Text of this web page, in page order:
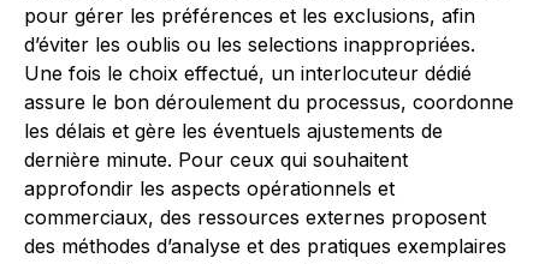
pour gérer les préférences et les exclusions, afin
d’éviter les oublis ou les selections inappropriées.
Une fois le choix effectué, un interlocuteur dédié
assure le bon déroulement du processus, coordonne
les délais et gère les éventuels ajustements de
dernière minute. Pour ceux qui souhaitent
approfondir les aspects opérationnels et
commerciaux, des ressources externes proposent
des méthodes d’analyse et des pratiques exemplaires